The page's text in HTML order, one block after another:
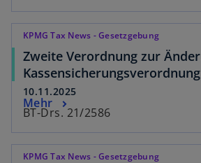
KPMG Tax News - Gesetzgebung
Zweite Verordnung zur
10.11.2025
BT-Drs. 21/2586
Mehr
KPMG Tax News - Gesetzgebung